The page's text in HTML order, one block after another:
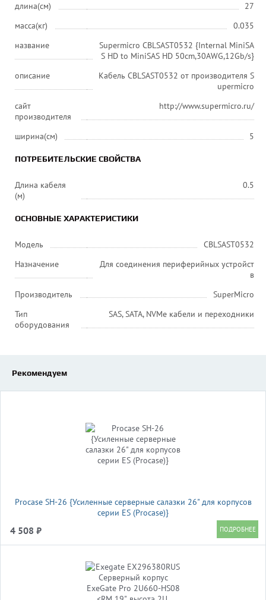
длина(см)
27
масса(кг)
0.035
название
Supermicro CBLSAST0532 {Internal MiniSA
S HD to MiniSAS HD 50cm,30AWG,12Gb/s}
описание
Кабель CBLSAST0532 от производителя S
upermicro
сайт
производителя
http://www.supermicro.ru/
ширина(см) 5
ПОТРЕБИТЕЛЬСКИЕ СВОЙСТВА
Длина кабеля
(м)
0.5
ОСНОВНЫЕ ХАРАКТЕРИСТИКИ
Модель
CBLSAST0532
Назначение
Для соединения периферийных устройст
в
Производитель
SuperMicro
Тип
оборудования
SAS, SATA, NVMe кабели и переходники
Рекомендуем
Procase SH-26 {Усиленные серверные салазки 26" для корпусов
серии ES (Procase)}
4 508 ₽